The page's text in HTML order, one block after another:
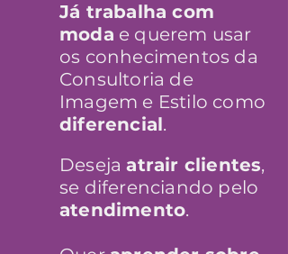
Já trabalha com
moda e querem usar
os conhecimentos da
Consultoria de
Imagem e Estilo como
diferencial.
Desejaatrair clientes,
se diferenciando pelo
atendimento.